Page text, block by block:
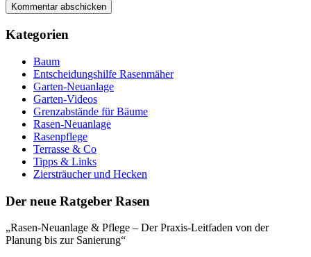
Kategorien
Baum
Entscheidungshilfe Rasenmäher
Garten-Neuanlage
Garten-Videos
Grenzabstände für Bäume
Rasen-Neuanlage
Rasenpflege
Terrasse & Co
Tipps & Links
Ziersträucher und Hecken
Der neue Ratgeber Rasen
„Rasen-Neuanlage & Pflege – Der Praxis-Leitfaden von der
Planung bis zur Sanierung“